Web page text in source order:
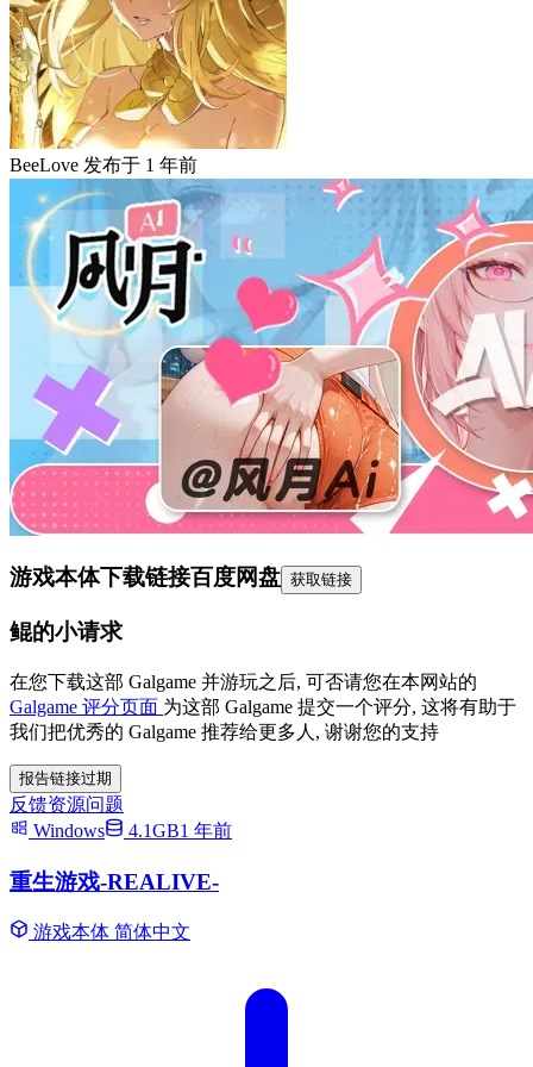
BeeLove 发布于 1 年前
游戏本体下载链接百度网盘 获取链接
鲲的小请求
在您下载这部 Galgame 并游玩之后, 可否请您在本网站的
Galgame 评分页面 为这部 Galgame 提交一个评分, 这将有助于
我们把优秀的 Galgame 推荐给更多人, 谢谢您的支持
报告链接过期
反馈资源问题
Windows
4.1GB1 年前
重生游戏-REALIVE-
游戏本体 简体中文